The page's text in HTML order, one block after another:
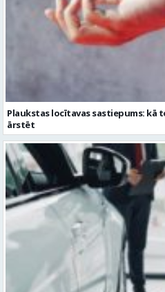
Plaukstas locītavas sastiepums: kā
Kāpēc divus trīs gadus veci